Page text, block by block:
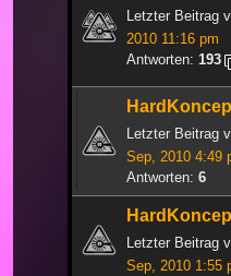
Letzter Beitrag
2010 11:16 pm
Antworten: 193
Letzter Beitrag
Sep, 2010 4:49
Antworten: 6
Letzter Beitrag
Sep, 2010 1:55